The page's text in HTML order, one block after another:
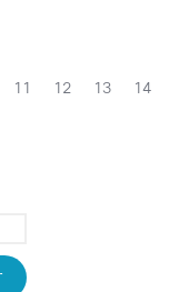
11 12 13 14